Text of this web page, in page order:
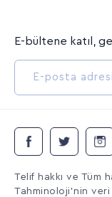
E-bültene katıl,
Telif hakkı ve Tüm
Tahminoloji'nin veri